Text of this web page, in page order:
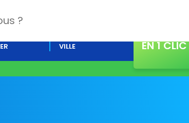
VILLE
EN 1 CLIC